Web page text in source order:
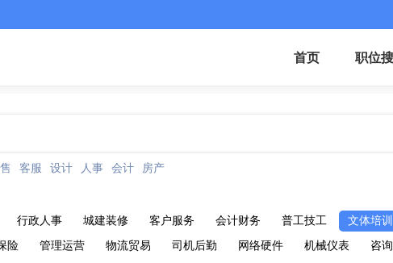
首页 职位
客服 设计 人事 会计 房产
行政人事 城建装修 客户服务 会计财务 普工技工 文体培训
险 管理运营 物流贸易 司机后勤 网络硬件 机械仪表 咨